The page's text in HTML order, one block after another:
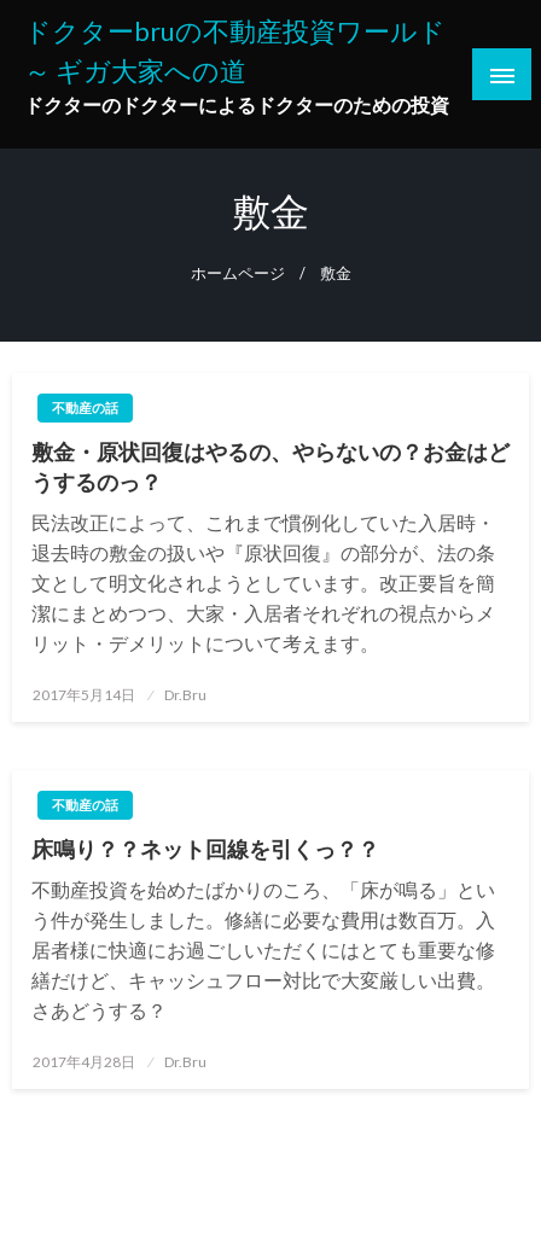
ドクターbruの不動産投資ワールド
～ ギガ大家への道
ドクターのドクターによるドクターのための投資
敷金
ホームページ 敷金
不動産の話
敷金・原状回復はやるの、やらないの？お金はど
うするのっ？
民法改正によって、これまで慣例化していた入居時・
退去時の敷金の扱いや『原状回復』の部分が、法の条
文として明文化されようとしています。改正要旨を簡
潔にまとめつつ、大家・入居者それぞれの視点からメ
リット・デメリットについて考えます。
投
2017年5月14日 Dr.Bru
不動産の話
床鳴り？？ネット回線を引くっ？？
不動産投資を始めたばかりのころ、「床が鳴る」とい
う件が発生しました。修繕に必要な費用は数百万。入
居者様に快適にお過ごしいただくにはとても重要な修
繕だけど、キャッシュフロー対比で大変厳しい出費。
さあどうする？
投
2017年4月28日 Dr.Bru